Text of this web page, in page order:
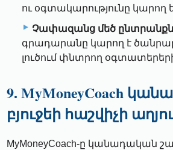
ու օգտակարությունը
Չափազանց մեծ
գրադարանը կարող է
լուծում փնտրող
9. MyMoneyCoach
բյուջեի հաշվիչի
MyMoneyCoach-ը կանադական